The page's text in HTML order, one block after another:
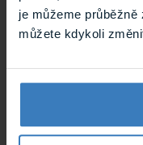
je můžeme
můžete kdykoli